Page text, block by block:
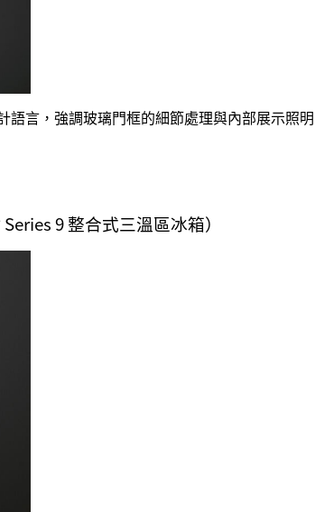
言，強調玻璃門框的細節處理與內部展示照
9 整合式三溫區冰箱）